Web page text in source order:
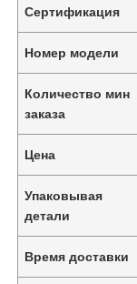
Сертификация
Номер модели
Количество мин
заказа
Цена
Упаковывая
детали
Время доставки